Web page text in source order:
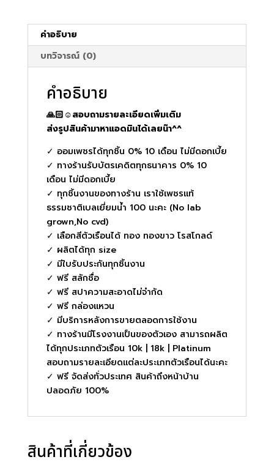
คำอธิบาย
บทวิจารณ์ (0)
คำอธิบาย
🙏🏻☺️สอบถามรายละเอียดเพิ่มเติม
ส่งรูปสินค้ามาหาแอดมินได้เลยน๊า^^
✓ ออมเพชรได้ทุกชิ้น 0% 10 เดือน ไม่มีดอกเบี้ย
✓ ทางร้านรับบัตรเคดิตทุกธนาคาร 0% 10
เดือน ไม่มีดอกเบี้ย
✓ ทุกชิ้นงานของทางร้าน เราใช้เพชรแท้
ธรรมชาติเบลเยี่ยมน้ำ 100 นะคะ (No lab
grown,No cvd)
✓ เลือกสีตัวเรือนได้ ทอง ทองขาว โรสโกลด์
✓ ผลิตได้ทุก size
✓ มีใบรับประกันทุกชิ้นงาน
✓ ฟรี สลักชื่อ
✓ ฟรี สปาความสะอาดไม่จำกัด
✓ ฟรี กล่องแหวน
✓ มีบริการหลังการขายตลอดการใช้งาน
✓ ทางร้านมีโรงงานเป็นของตัวเอง สามารถผลิต
ได้ทุกประเภทตัวเรือน 10k | 18k | Platinum
สอบถามรายละเอียดแต่ละประเภทตัวเรือนได้นะคะ
✓ ฟรี จัดส่งทั่วประเทศ สินค้าถึงหน้าบ้าน
ปลอดภัย 100%
สินค้าที่เกี่ยวข้อง